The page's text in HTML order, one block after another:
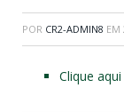
POR CR2-ADMIN8 EM
Clique